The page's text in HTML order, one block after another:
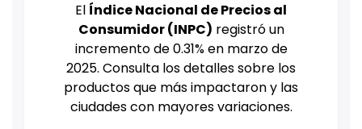
El Índice Nacional de Precios al
Consumidor (INPC) registró un
incremento de 0.31% en marzo de
2025. Consulta los detalles sobre los
productos que más impactaron y las
ciudades con mayores variaciones.